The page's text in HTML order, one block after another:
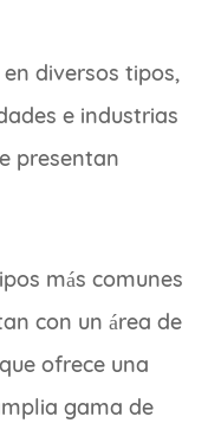
diversos tipos,
e industrias
presentan
más comunes
con un área de
ofrece una
gama de